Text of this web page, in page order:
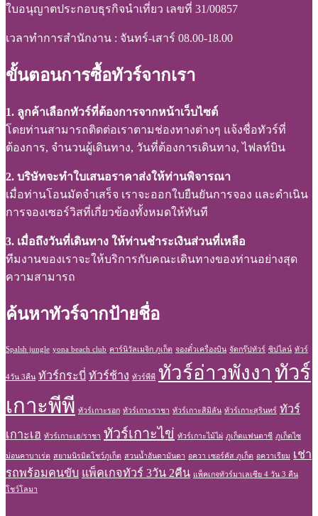
ใบอนุญาตประกอบธุรกิจนำเที่ยว เลขที่ 31/00857
เวลาทำการสำนักงาน : จันทร์-เสาร์ 08.00-18.00
ขั้นตอนการซื้อทัวร์จากเรา
1. ลูกค้าเลือกทัวร์ที่ต้องการจากหน้าเว็บไซต์
โดยท่านสามารถติดต่อเราตามช่องทางต่างๆ แจ้งชื่อทัวร์ที่
ต้องการ, จำนวนผู้เดินทาง, วันที่ต้องการเดินทาง, ไฟลท์บิน
2. บริษัทจะทำใบเสนอราคาส่งให้ท่านพิจารณา
เมื่อท่านโอนมัดจำเสร็จ เราจะออกใบยืนยันการจอง และดำเนิน
การจองเซอร์วิสที่เกี่ยวข้องทั้งหมดให้ทันที
3. เมื่อถึงวันที่เดินทาง ให้ท่านชำระเงินส่วนที่เหลือ
ทีมงานของเราจะให้บริการกับคณะเดินทางของท่านอย่างสุด
ความสามารถ
ค้นหาทัวร์จากป้ายชื่อ
Spalsh jungle yona beach club คาร์นิวัลเมจิก ภูเก็ต จองตั๋วเครื่องบิน จัดกรุ๊ปทัวร์ ซิปไลน์ ทัวร์
4วัน 3คืน ทัวร์กระบี่ ทัวร์ช้าง ทัวร์พีพี ทัวร์อ่าวพังงา ทัวร์
เกาะพีพี ทัวร์เกาะรอก ทัวร์เกาะราชา ทัวร์เกาะสิมิลัน ทัวร์เกาะสุรินทร์ ทัวร์
เกาะเฮ ทัวร์เกาะเฮ/ราชา ทัวร์เกาะไข่ ทัวร์เกาะไม้ไผ่ ภูเก็ตแฟนตาซี ภูเก็ตไซ
ม่อนคาบาเร่ต สยามนิรมิตโชว์ภูเก็ต สวนน้ำอันดามันดา อควา เซอร์คัส ภูเก็ต อควาเรียม เช่า
รถพร้อมคนขับ แพ็คเกจทัวร์ 3วัน 2คืน แพ็คเกจทัวร์มาเลเซีย 4 วัน 3 คืน
โชว์โลมา